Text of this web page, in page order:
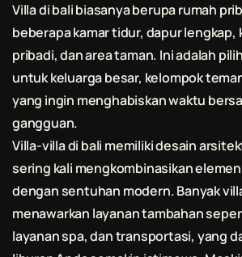
Villa dibalibiasanya berupa rumah
beberapa kamar tidur, dapur lengkap,
pribadi, dan area taman. Ini adalah
untuk keluarga besar, kelompok
yang ingin menghabiskan waktu
gangguan.
Villa-villa di bali memiliki desain
sering kali mengkombinasikan
dengan sentuhan modern. Banyak
menawarkan layanan tambahan
layanan spa, dan transportasi, yang